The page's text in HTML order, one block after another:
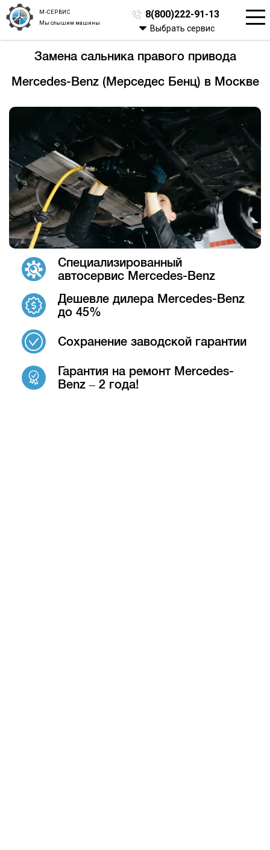
М-СЕРВИС
Мы слышим машины
8(800)222-91-13
Выбрать сервис
Замена сальника правого привода
Mercedes-Benz (Мерседес Бенц) в Москве
Специализированный
автосервис Mercedes-Benz
Дешевле дилера Mercedes-Benz
до 45%
Сохранение заводской гарантии
Гарантия на ремонт Mercedes-
Benz – 2 года!